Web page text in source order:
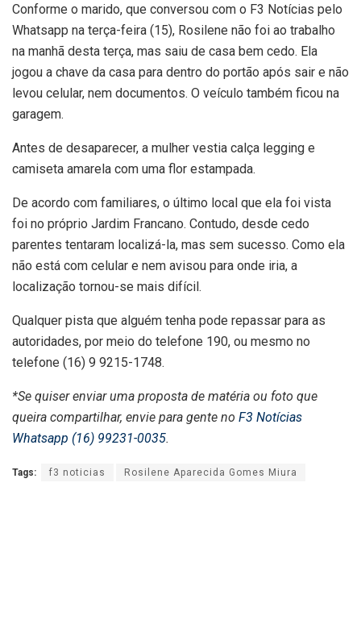
Conforme o marido, que conversou com o F3 Notícias pelo
Whatsapp na terça-feira (15), Rosilene não foi ao trabalho
na manhã desta terça, mas saiu de casa bem cedo. Ela
jogou a chave da casa para dentro do portão após sair e não
levou celular, nem documentos. O veículo também ficou na
garagem.
Antes de desaparecer, a mulher vestia calça legging e
camiseta amarela com uma flor estampada.
De acordo com familiares, o último local que ela foi vista
foi no próprio Jardim Francano. Contudo, desde cedo
parentes tentaram localizá-la, mas sem sucesso. Como ela
não está com celular e nem avisou para onde iria, a
localização tornou-se mais difícil.
Qualquer pista que alguém tenha pode repassar para as
autoridades, por meio do telefone 190, ou mesmo no
telefone (16) 9 9215-1748.
*Se quiser enviar uma proposta de matéria ou foto que
queira compartilhar, envie para gente no F3 Notícias
Whatsapp (16) 99231-0035.
Tags: f3 noticias Rosilene Aparecida Gomes Miura